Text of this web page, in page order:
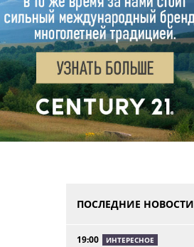
ПОСЛЕДНИЕ НОВОСТИ
19:00 ИНТЕРЕСНОЕ